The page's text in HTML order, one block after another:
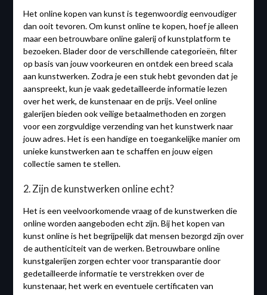
Het online kopen van kunst is tegenwoordig eenvoudiger
dan ooit tevoren. Om kunst online te kopen, hoef je alleen
maar een betrouwbare online galerij of kunstplatform te
bezoeken. Blader door de verschillende categorieën, filter
op basis van jouw voorkeuren en ontdek een breed scala
aan kunstwerken. Zodra je een stuk hebt gevonden dat je
aanspreekt, kun je vaak gedetailleerde informatie lezen
over het werk, de kunstenaar en de prijs. Veel online
galerijen bieden ook veilige betaalmethoden en zorgen
voor een zorgvuldige verzending van het kunstwerk naar
jouw adres. Het is een handige en toegankelijke manier om
unieke kunstwerken aan te schaffen en jouw eigen
collectie samen te stellen.
2. Zijn de kunstwerken online echt?
Het is een veelvoorkomende vraag of de kunstwerken die
online worden aangeboden echt zijn. Bij het kopen van
kunst online is het begrijpelijk dat mensen bezorgd zijn over
de authenticiteit van de werken. Betrouwbare online
kunstgalerijen zorgen echter voor transparantie door
gedetailleerde informatie te verstrekken over de
kunstenaar, het werk en eventuele certificaten van